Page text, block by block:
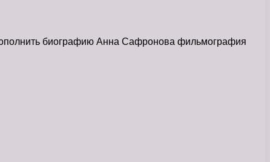
биографию Анна Сафронова фильмография